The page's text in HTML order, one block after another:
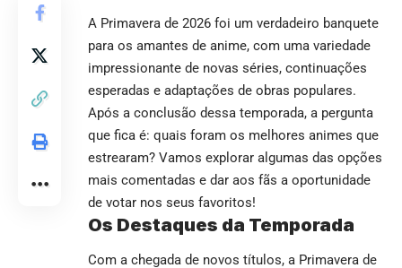
A Primavera de 2026 foi um verdadeiro banquete
para os amantes de anime, com uma variedade
impressionante de novas séries, continuações
esperadas e adaptações de obras populares.
Após a conclusão dessa temporada, a pergunta
que fica é: quais foram os melhores animes que
estrearam? Vamos explorar algumas das opções
mais comentadas e dar aos fãs a oportunidade
de votar nos seus favoritos!
Os Destaques da Temporada
Com a chegada de novos títulos, a Primavera de